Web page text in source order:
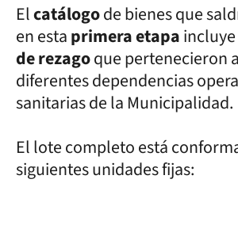
Elcatálogode bienes que
en estaprimera etapaincluye
de rezagoque pertenecieron
diferentes dependencias
sanitarias de la Municipalidad.
El lote completo está
siguientes unidades fijas: